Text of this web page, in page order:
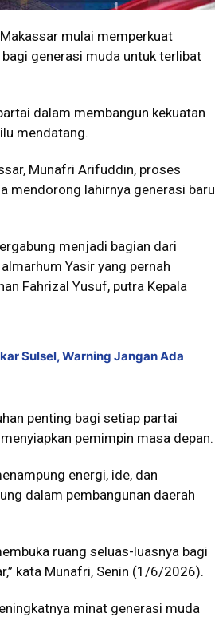
mulai memperkuat
generasi muda untuk terlibat
dalam membangun kekuatan
mendatang.
Munafri Arifuddin, proses
mendorong lahirnya generasi baru
menjadi bagian dari
Yasir yang pernah
Fahrizal Yusuf, putra Kepala
Sulsel, Warning Jangan Ada
penting bagi setiap partai
pemimpin masa depan.
energi, ide, dan
dalam pembangunan daerah
ruang seluas-luasnya bagi
kata Munafri, Senin (1/6/2026).
minat generasi muda